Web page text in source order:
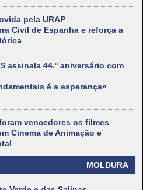
pela URAP
Civil de Espanha e reforça a
assinala 44.º aniversário com
é a esperança»
vencedores os filmes
Cinema de Animação e
MOLDURA